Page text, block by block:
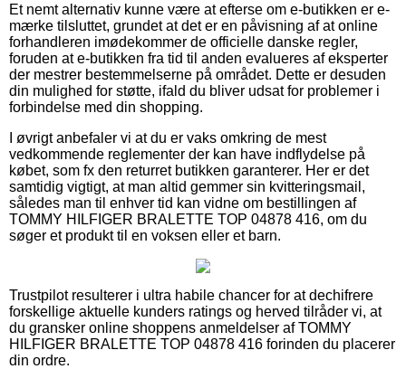
Et nemt alternativ kunne være at efterse om e-butikken er e-
mærke tilsluttet, grundet at det er en påvisning af at online
forhandleren imødekommer de officielle danske regler,
foruden at e-butikken fra tid til anden evalueres af eksperter
der mestrer bestemmelserne på området. Dette er desuden
din mulighed for støtte, ifald du bliver udsat for problemer i
forbindelse med din shopping.
I øvrigt anbefaler vi at du er vaks omkring de mest
vedkommende reglementer der kan have indflydelse på
købet, som fx den returret butikken garanterer. Her er det
samtidig vigtigt, at man altid gemmer sin kvitteringsmail,
således man til enhver tid kan vidne om bestillingen af
TOMMY HILFIGER BRALETTE TOP 04878 416, om du
søger et produkt til en voksen eller et barn.
Trustpilot resulterer i ultra habile chancer for at dechifrere
forskellige aktuelle kunders ratings og herved tilråder vi, at
du gransker online shoppens anmeldelser af TOMMY
HILFIGER BRALETTE TOP 04878 416 forinden du placerer
din ordre.